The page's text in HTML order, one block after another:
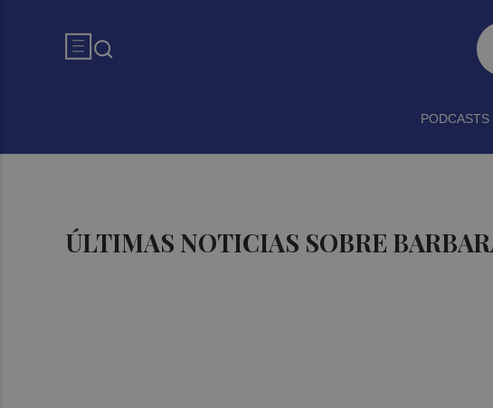
PODCASTS
ÚLTIMAS NOTICIAS SOBRE